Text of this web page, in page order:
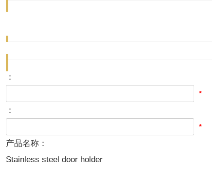
：
*
：
*
产品名称：
Stainless steel door holder